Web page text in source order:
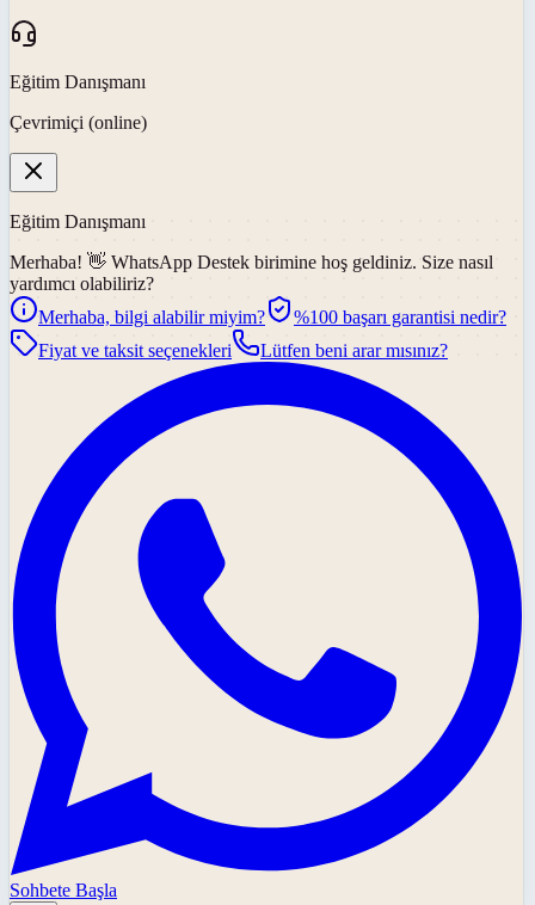
Eğitim Danışmanı
Çevrimiçi (online)
Eğitim Danışmanı
Merhaba! 👋 WhatsApp Destek birimine hoş geldiniz. Size nasıl
yardımcı olabiliriz?
Merhaba, bilgi alabilir miyim?
%100 başarı garantisi nedir?
Fiyat ve taksit seçenekleri
Lütfen beni arar mısınız?
Sohbete Başla